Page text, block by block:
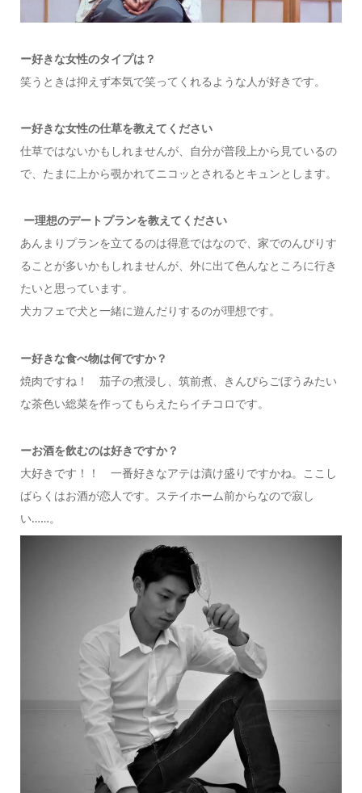
ー好きな女性のタイプは？
笑うときは抑えず本気で笑ってくれるような人が好きです。
ー好きな女性の仕草を教えてください
仕草ではないかもしれませんが、自分が普段上から見ているの
で、たまに上から覗かれてニコッとされるとキュンとします。
ー理想のデートプランを教えてください
あんまりプランを立てるのは得意ではなので、家でのんびりす
ることが多いかもしれませんが、外に出て色んなところに行き
たいと思っています。
犬カフェで犬と一緒に遊んだりするのが理想です。
ー好きな食べ物は何ですか？
焼肉ですね！ 茄子の煮浸し、筑前煮、きんぴらごぼうみたい
な茶色い総菜を作ってもらえたらイチコロです。
ーお酒を飲むのは好きですか？
大好きです！！ 一番好きなアテは漬け盛りですかね。ここし
ばらくはお酒が恋人です。ステイホーム前からなので寂し
い……。